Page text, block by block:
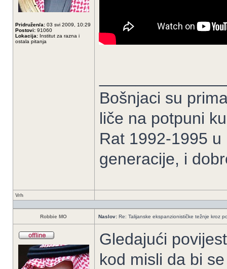
Pridružen/a: 03 svi 2009, 10:29
Postovi: 91060
Lokacija: Institut za razna i
ostala pitanja
Bošnjaci su
liče na potpuni
Rat 1992-1995
generacije, i
Vrh
Robbie MO Naslov: Re: Talijanske ekspanzionističke težnje kroz
Gledajući
kod misli da bi